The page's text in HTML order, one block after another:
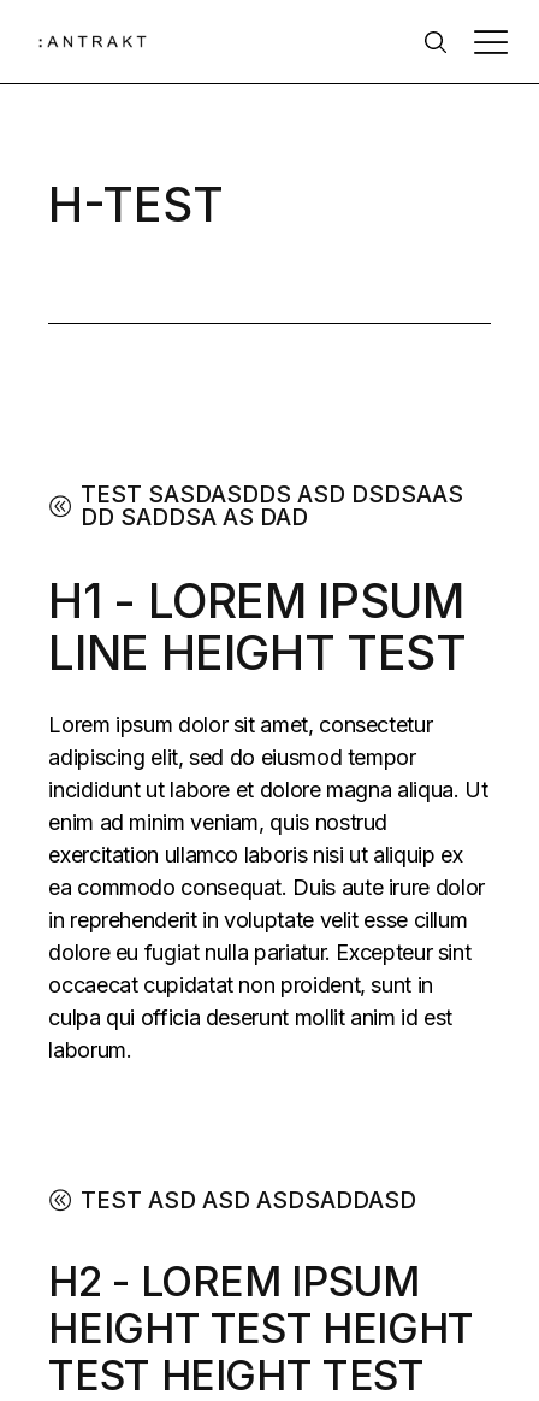
H-TEST
TEST SASDASDDS ASD DSDSAAS
DD SADDSA AS DAD
H1 - LOREM IPSUM
LINE HEIGHT TEST
Lorem ipsum dolor sit amet, consectetur
adipiscing elit, sed do eiusmod tempor
incididunt ut labore et dolore magna aliqua. Ut
enim ad minim veniam, quis nostrud
exercitation ullamco laboris nisi ut aliquip ex
ea commodo consequat. Duis aute irure dolor
in reprehenderit in voluptate velit esse cillum
dolore eu fugiat nulla pariatur. Excepteur sint
occaecat cupidatat non proident, sunt in
culpa qui officia deserunt mollit anim id est
laborum.
TEST ASD ASD ASDSADDASD
H2 - LOREM IPSUM
HEIGHT TEST HEIGHT
TEST HEIGHT TEST